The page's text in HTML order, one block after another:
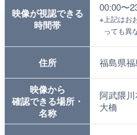
映像が視認できる
時間帯
00:00〜
※ 上記はお
っても異
住所 福島県
映像から
確認できる場所・
名称
阿武隈
大橋